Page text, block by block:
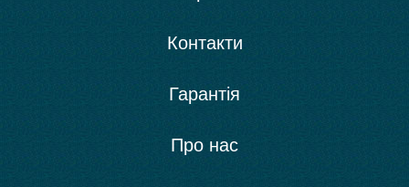
Контакти
Гарантія
Про нас